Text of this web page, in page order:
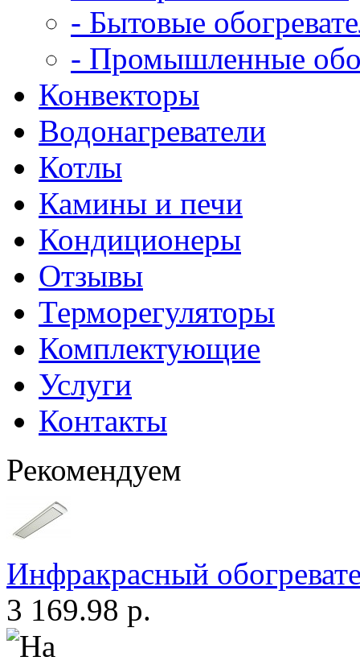
- Бытовые
- Промышленные
Конвекторы
Водонагреватели
Котлы
Камины и печи
Кондиционеры
Отзывы
Терморегуляторы
Комплектующие
Услуги
Контакты
Рекомендуем
Инфракрасный
3 169.98 р.